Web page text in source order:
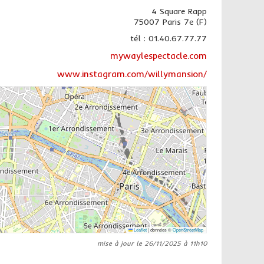
4 Square Rapp
75007 Paris 7e (F)
tél : 01.40.67.77.77
mywaylespectacle.com
www.instagram.com/willymansion/
Leaflet|données ©OpenStreetMap
mise à jour le 26/11/2025 à 11h10